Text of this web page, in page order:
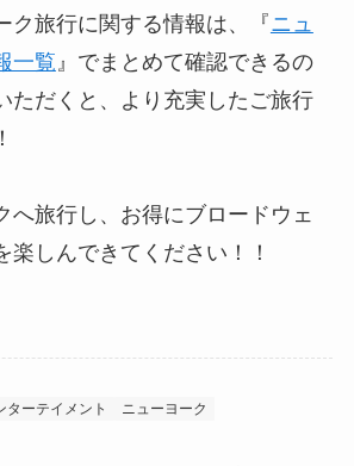
ク旅行に関する情報は、『ニュ
一覧』でまとめて確認できるの
ただくと、より充実したご旅行
へ旅行し、お得にブロードウェ
楽しんできてください！！
ターテイメント ニューヨーク